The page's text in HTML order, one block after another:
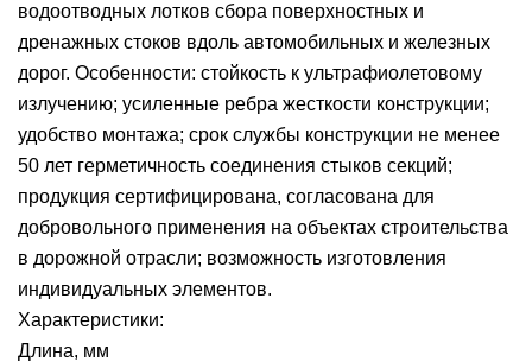
водоотводных лотков сбора поверхностных и
дренажных стоков вдоль автомобильных и железных
дорог. Особенности: стойкость к ультрафиолетовому
излучению; усиленные ребра жесткости конструкции;
удобство монтажа; срок службы конструкции не менее
50 лет герметичность соединения стыков секций;
продукция сертифицирована, согласована для
добровольного применения на объектах строительства
в дорожной отрасли; возможность изготовления
индивидуальных элементов.
Характеристики:
Длина, мм